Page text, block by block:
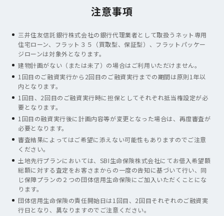
注意事項
三井住友信託銀行株式会社の銀行代理業者として取扱うネット専用
住宅ローン、フラット３５（買取型、保証型）、フラットパッケー
ジローンは対象外となります。
建物計画がない（または未了）の場合はご利用いただけません。
1回目のご融資実行から2回目のご融資実行までの期間は原則1年以
内となります。
1回目、2回目のご融資実行時に担保としてそれぞれ抵当権設定が必
要となります。
1回目の融資実行後に計画内容等が変更となった場合は、再度審査が
必要となります。
審査結果によってはご希望に添えない可能性もありますのでご注意
ください。
土地先行プランにおいては、SBI生命保険株式会社にてお借入希望額
総額に対する査定をお客さまからの一度の告知に基づいて行い、同
じ保障プランの２つの団体信用生命保険にご加入いただくことにな
ります。
団体信用生命保険の責任開始日は1回目、2回目それぞれのご融資実
行日となり、異なりますのでご注意ください。